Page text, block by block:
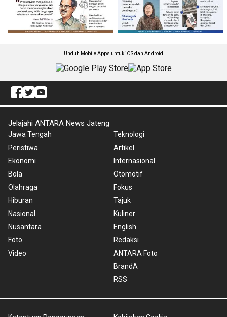
Unduh Mobile Apps untuk iOS dan Android
Jelajahi ANTARA News Jateng
Jawa Tengah
Peristiwa
Ekonomi
Bola
Olahraga
Hiburan
Nasional
Nusantara
Foto
Video
Teknologi
Artikel
Internasional
Otomotif
Fokus
Tajuk
Kuliner
English
Redaksi
ANTARA Foto
BrandA
RSS